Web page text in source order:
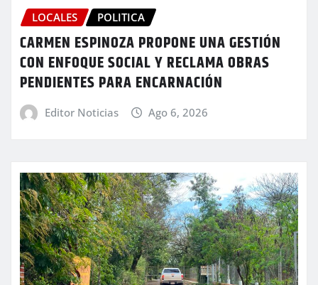
LOCALES POLITICA
CARMEN ESPINOZA PROPONE UNA GESTIÓN
CON ENFOQUE SOCIAL Y RECLAMA OBRAS
PENDIENTES PARA ENCARNACIÓN
Editor Noticias Ago 6, 2026